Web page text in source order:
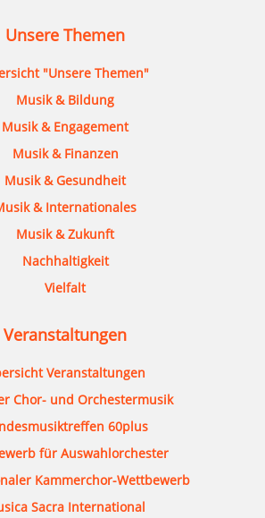
Unsere Themen
"Unsere Themen"
Musik & Bildung
Musik & Engagement
Musik & Finanzen
Musik & Gesundheit
& Internationales
Musik & Zukunft
Nachhaltigkeit
Vielfalt
Veranstaltungen
Veranstaltungen
Chor- und Orchestermusik
60plus
für Auswahlorchester
Kammerchor-Wettbewerb
Sacra International